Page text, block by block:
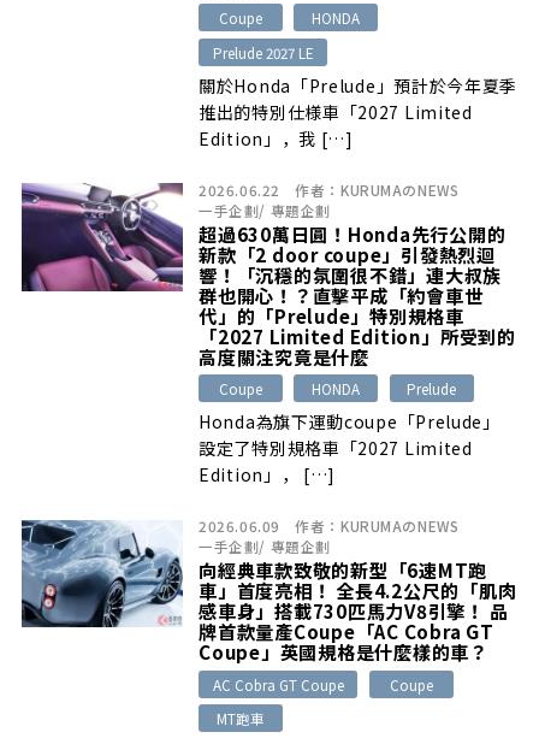
Coupe
HONDA
Prelude 2027 LE
關於Honda「Prelude」預計於今年夏季
推出的特別仕様車「2027 Limited
Edition」，我 […]
2026.06.22 作者： KURUMAのNEWS
一手企劃/ 專題企劃
超過630萬日圓！Honda先行公開的
新款「2 door coupe」引發熱烈迴
響！「沉穩的氛圍很不錯」連大叔族
群也開心！？直擊平成「約會車世
代」的「Prelude」特別規格車
「2027 Limited Edition」所受到的
高度關注究竟是什麼
Coupe HONDA Prelude
Honda為旗下運動coupe「Prelude」
設定了特別規格車「2027 Limited
Edition」， […]
2026.06.09 作者： KURUMAのNEWS
一手企劃/ 專題企劃
向經典車款致敬的新型「6速MT跑
車」首度亮相！ 全長4.2公尺的「肌肉
感車身」搭載730匹馬力V8引擎！ 品
牌首款量產Coupe「AC Cobra GT
Coupe」英國規格是什麼樣的車？
AC Cobra GT Coupe
Coupe
MT跑車